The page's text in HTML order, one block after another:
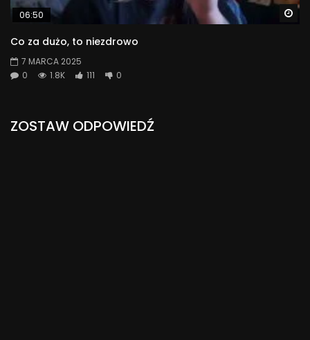
06:50
Co za dużo, to niezdrowo
7 MARCA 2025
0
1.8K 111 0
ZOSTAW ODPOWIEDŹ